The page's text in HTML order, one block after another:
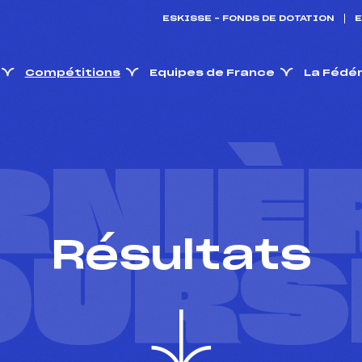
ESKISSE – FONDS DE DOTATION
Compétitions Equipes de France La
Résultats